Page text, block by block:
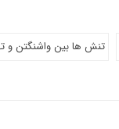
تنش ها بین واشنگتن و